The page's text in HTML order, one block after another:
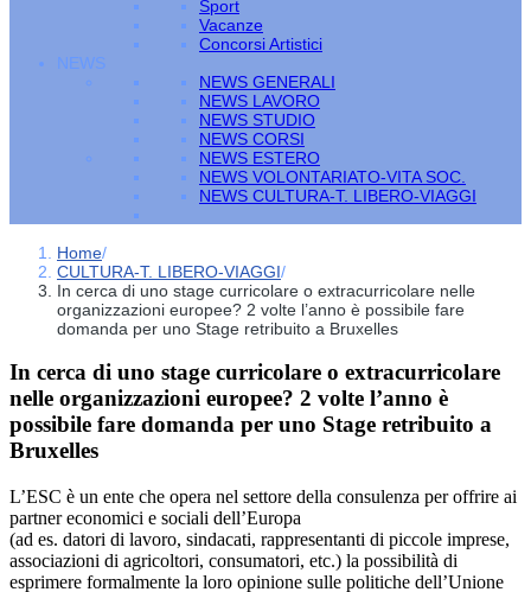
Sport
Vacanze
Concorsi Artistici
NEWS
NEWS GENERALI
NEWS LAVORO
NEWS STUDIO
NEWS CORSI
NEWS ESTERO
NEWS VOLONTARIATO-VITA SOC.
NEWS CULTURA-T. LIBERO-VIAGGI
Home/
CULTURA-T. LIBERO-VIAGGI/
In cerca di uno stage curricolare o extracurricolare nelle
organizzazioni europee? 2 volte l’anno è possibile fare
domanda per uno Stage retribuito a Bruxelles
In cerca di uno stage curricolare o extracurricolare
nelle organizzazioni europee? 2 volte l’anno è
possibile fare domanda per uno Stage retribuito a
Bruxelles
L’ESC è un ente che opera nel settore della consulenza per offrire ai
partner economici e sociali dell’Europa
(ad es. datori di lavoro, sindacati, rappresentanti di piccole imprese,
associazioni di agricoltori, consumatori, etc.) la possibilità di
esprimere formalmente la loro opinione sulle politiche dell’Unione